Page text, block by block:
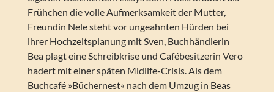
Frühchen die volle Aufmerksamkeit der Mutter,
Freundin Nele steht vor ungeahnten Hürden bei
ihrer Hochzeitsplanung mit Sven, Buchhändlerin
Bea plagt eine Schreibkrise und Cafébesitzerin Vero
hadert mit einer späten Midlife-Crisis. Als dem
Buchcafé »Büchernest« nach dem Umzug in Beas